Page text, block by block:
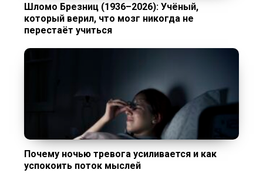
Шломо Брезниц (1936–2026): Учёный,
который верил, что мозг никогда не
перестаёт учиться
Почему ночью тревога усиливается и как
успокоить поток мыслей